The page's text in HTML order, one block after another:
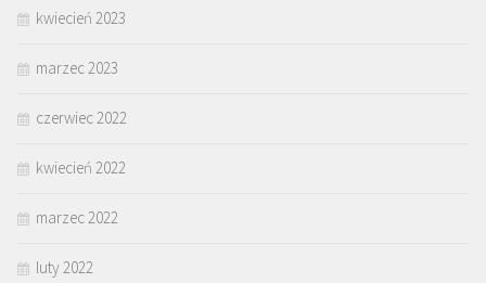
kwiecień 2023
marzec 2023
czerwiec 2022
kwiecień 2022
marzec 2022
luty 2022